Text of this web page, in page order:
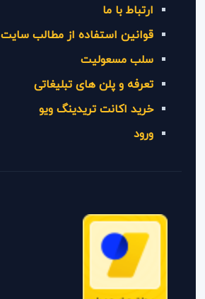
ارتباط با ما
قوانین استفاده از مطالب سایت
سلب مسعولیت
تعرفه و پلن های تبلیغاتی
خرید اکانت تریدینگ ویو
ورود